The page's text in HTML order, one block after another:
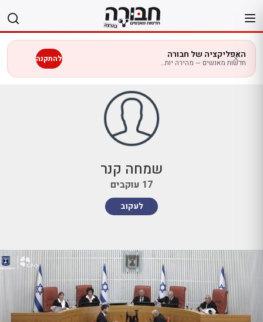
לתוכן
האפליקציה של חבורה
חדשות מאנשים — מהירה יותר בנייד להתקנה
שמחה קנר
17 עוקבים
לעקוב